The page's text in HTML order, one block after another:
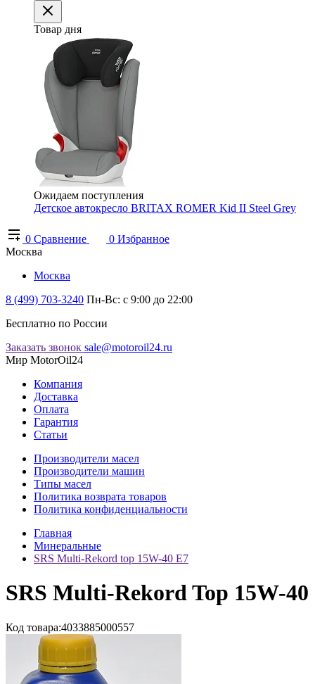
Товар дня
Ожидаем поступления
Детское автокресло BRITAX ROMER Kid II Steel Grey
0 Сравнение 0 Избранное
Москва
Москва
8 (499) 703-3240 Пн-Вс: с 9:00 до 22:00
Бесплатно по России
Заказать звонок sale@motoroil24.ru
Мир MotorOil24
Компания
Доставка
Оплата
Гарантия
Статьи
Производители масел
Производители машин
Типы масел
Политика возврата товаров
Политика конфиденциальности
Главная
Минеральные
SRS Multi-Rekord top 15W-40 E7
SRS Multi-Rekord Top 15W-40
Код товара:4033885000557